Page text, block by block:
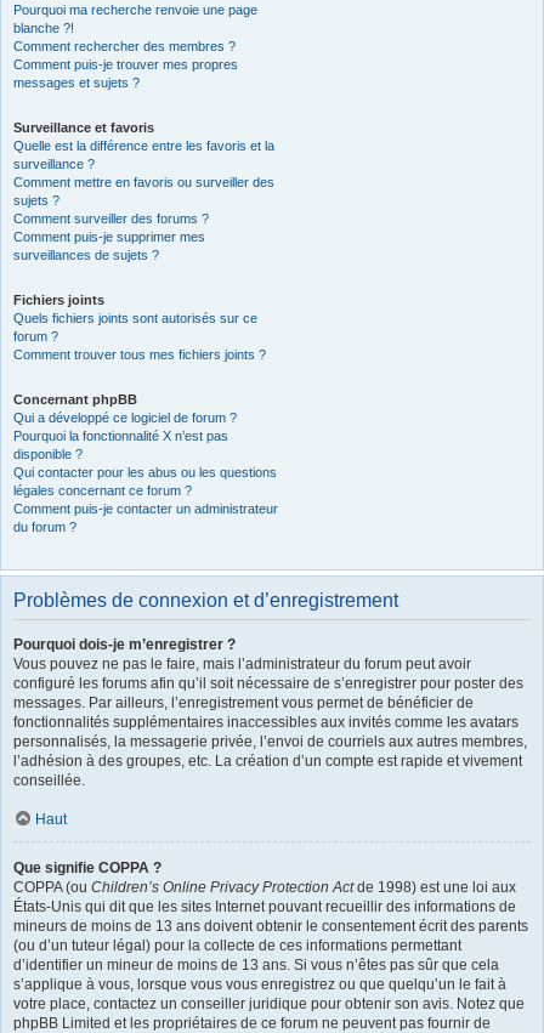
Pourquoi ma recherche renvoie une page
blanche ?!
Comment rechercher des membres ?
Comment puis-je trouver mes propres
messages et sujets ?
Surveillance et favoris
Quelle est la différence entre les favoris et la
surveillance ?
Comment mettre en favoris ou surveiller des
sujets ?
Comment surveiller des forums ?
Comment puis-je supprimer mes
surveillances de sujets ?
Fichiers joints
Quels fichiers joints sont autorisés sur ce
forum ?
Comment trouver tous mes fichiers joints ?
Concernant phpBB
Qui a développé ce logiciel de forum ?
Pourquoi la fonctionnalité X n’est pas
disponible ?
Qui contacter pour les abus ou les questions
légales concernant ce forum ?
Comment puis-je contacter un administrateur
du forum ?
Problèmes de connexion et d’enregistrement
Pourquoi dois-je m’enregistrer ?
Vous pouvez ne pas le faire, mais l’administrateur du forum peut avoir
configuré les forums afin qu’il soit nécessaire de s’enregistrer pour poster des
messages. Par ailleurs, l’enregistrement vous permet de bénéficier de
fonctionnalités supplémentaires inaccessibles aux invités comme les avatars
personnalisés, la messagerie privée, l’envoi de courriels aux autres membres,
l’adhésion à des groupes, etc. La création d’un compte est rapide et vivement
conseillée.
Haut
Que signifie COPPA ?
COPPA (ou Children’s Online Privacy Protection Actde 1998) est une loi aux
États-Unis qui dit que les sites Internet pouvant recueillir des informations de
mineurs de moins de 13 ans doivent obtenir le consentement écrit des parents
(ou d’un tuteur légal) pour la collecte de ces informations permettant
d’identifier un mineur de moins de 13 ans. Si vous n’êtes pas sûr que cela
s’applique à vous, lorsque vous vous enregistrez ou que quelqu’un le fait à
votre place, contactez un conseiller juridique pour obtenir son avis. Notez que
phpBB Limited et les propriétaires de ce forum ne peuvent pas fournir de